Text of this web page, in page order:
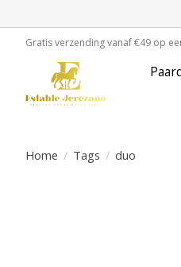
Gratis verzending vanaf €49 op
Home / Tags / duo